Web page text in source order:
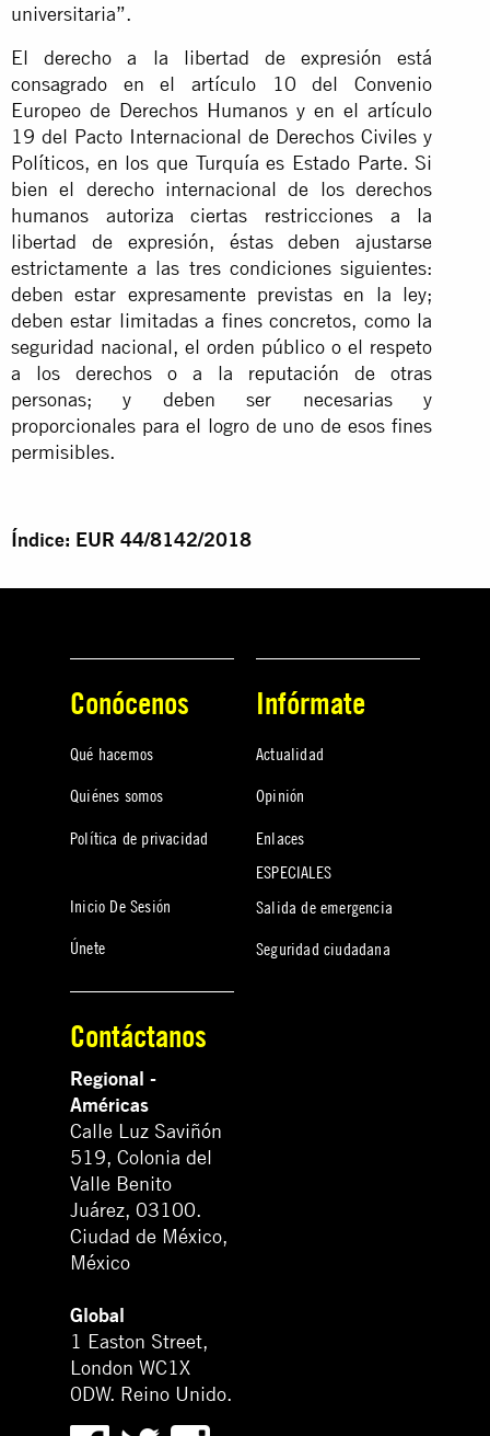
universitaria”.
El derecho a la libertad de expresión está
consagrado en el artículo 10 del Convenio
Europeo de Derechos Humanos y en el artículo
19 del Pacto Internacional de Derechos Civiles y
Políticos, en los que Turquía es Estado Parte. Si
bien el derecho internacional de los derechos
humanos autoriza ciertas restricciones a la
libertad de expresión, éstas deben ajustarse
estrictamente a las tres condiciones siguientes:
deben estar expresamente previstas en la ley;
deben estar limitadas a fines concretos, como la
seguridad nacional, el orden público o el respeto
a los derechos o a la reputación de otras
personas; y deben ser necesarias y
proporcionales para el logro de uno de esos fines
permisibles.
Índice: EUR 44/8142/2018
Conócenos
Qué hacemos
Quiénes somos
Política de privacidad
Inicio De Sesión
Únete
Infórmate
Actualidad
Opinión
Enlaces
ESPECIALES
Salida de emergencia
Seguridad ciudadana
Contáctanos
Regional -
Américas
Calle Luz Saviñón
519, Colonia del
Valle Benito
Juárez, 03100.
Ciudad de México,
México
Global
1 Easton Street,
London WC1X
0DW. Reino Unido.